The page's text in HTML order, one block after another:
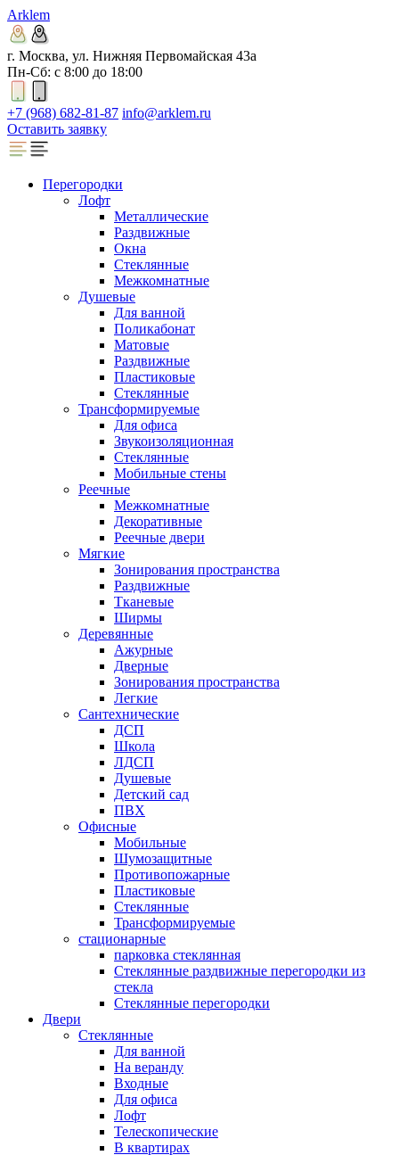
Arklem
г. Москва, ул. Нижняя Первомайская 43а
Пн-Сб: с 8:00 до 18:00
+7 (968) 682-81-87 info@arklem.ru
Оставить заявку
Перегородки
Лофт
Металлические
Раздвижные
Окна
Стеклянные
Межкомнатные
Душевые
Для ванной
Поликабонат
Матовые
Раздвижные
Пластиковые
Стеклянные
Трансформируемые
Для офиса
Звукоизоляционная
Стеклянные
Мобильные стены
Реечные
Межкомнатные
Декоративные
Реечные двери
Мягкие
Зонирования пространства
Раздвижные
Тканевые
Ширмы
Деревянные
Ажурные
Дверные
Зонирования пространства
Легкие
Сантехнические
ДСП
Школа
ЛДСП
Душевые
Детский сад
ПВХ
Офисные
Мобильные
Шумозащитные
Противопожарные
Пластиковые
Стеклянные
Трансформируемые
стационарные
парковка стеклянная
Стеклянные раздвижные перегородки из
стекла
Стеклянные перегородки
Двери
Стеклянные
Для ванной
На веранду
Входные
Для офиса
Лофт
Телескопические
В квартирах